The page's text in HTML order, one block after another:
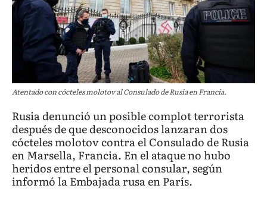
Atentado con cócteles molotov al Consulado de Rusia en Francia.
Rusia denunció un posible complot terrorista
después de que desconocidos lanzaran dos
cócteles molotov contra el Consulado de Rusia
en Marsella, Francia. En el ataque no hubo
heridos entre el personal consular, según
informó la Embajada rusa en París.